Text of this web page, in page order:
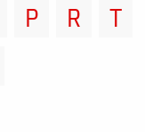
P R
T